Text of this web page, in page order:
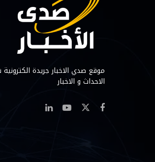
موقع صدي الاخبار جريدة
الاحداث و الاخبار